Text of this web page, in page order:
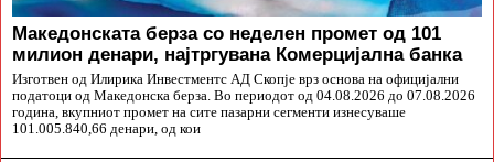
Македонската берза со неделен промет од 101
милион денари, најтргувана Комерцијална банка
Изготвен од Илирика Инвестментс АД Скопје врз основа на официјални
податоци од Македонска берза. Во периодот од 04.08.2026 до 07.08.2026
година, вкупниот промет на сите пазарни сегменти изнесуваше
101.005.840,66 денари, од кои